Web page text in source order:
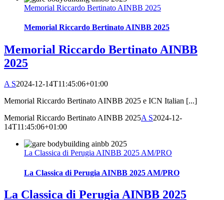
Memorial Riccardo Bertinato AINBB 2025
Memorial Riccardo Bertinato AINBB 2025
Memorial Riccardo Bertinato AINBB
2025
A S2024-12-14T11:45:06+01:00
Memorial Riccardo Bertinato AINBB 2025 e ICN Italian [...]
Memorial Riccardo Bertinato AINBB 2025A S2024-12-
14T11:45:06+01:00
La Classica di Perugia AINBB 2025 AM/PRO
La Classica di Perugia AINBB 2025 AM/PRO
La Classica di Perugia AINBB 2025